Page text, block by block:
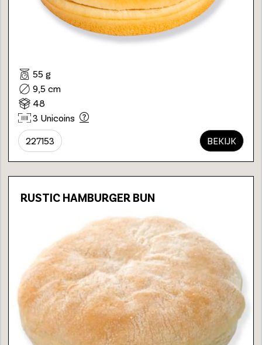
55 g
9,5 cm
48
3 Unicoins
227153 BEKIJK
RUSTIC HAMBURGER BUN